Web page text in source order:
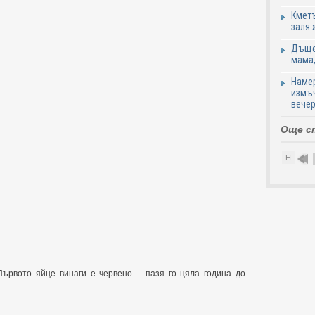
яйце винаги е червено – пазя го цяла година до
заля
мама,
Още
Н